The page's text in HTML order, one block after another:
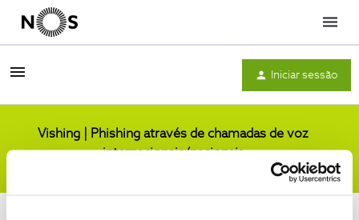
Menu
Iniciar sessão
Vishing | Phishing através de chamadas de voz
internacionais/nacionais